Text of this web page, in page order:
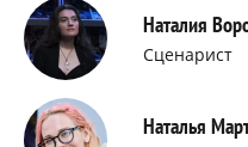
Наталия
Сценарист
Наталья